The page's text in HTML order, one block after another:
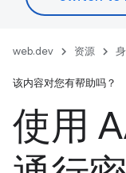
web.dev 资源
该内容对您有帮助吗？
使用